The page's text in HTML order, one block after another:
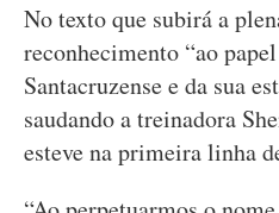
No texto que subirá a
reconhecimento “ao
Santacruzense e da sua
saudando a treinadora
esteve na primeira linha